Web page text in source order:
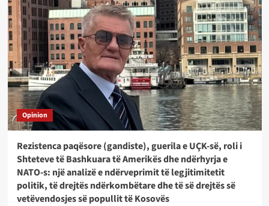
Opinion
Rezistenca paqësore (gandiste), guerila e UÇK-së, roli i
Shteteve të Bashkuara të Amerikës dhe ndërhyrja e
NATO-s: një analizë e ndërveprimit të legjitimitetit
politik, të drejtës ndërkombëtare dhe të së drejtës së
vetëvendosjes së popullit të Kosovës